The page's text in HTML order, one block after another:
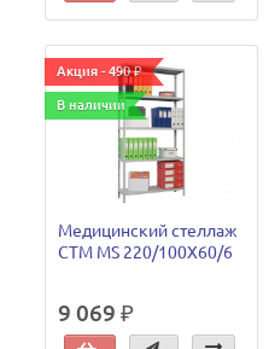
Акция - 490 ₽
В наличии
Медицинский стеллаж
СТМ MS 220/100Х60/6
9 069 ₽